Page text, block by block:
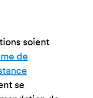
soient
de
se